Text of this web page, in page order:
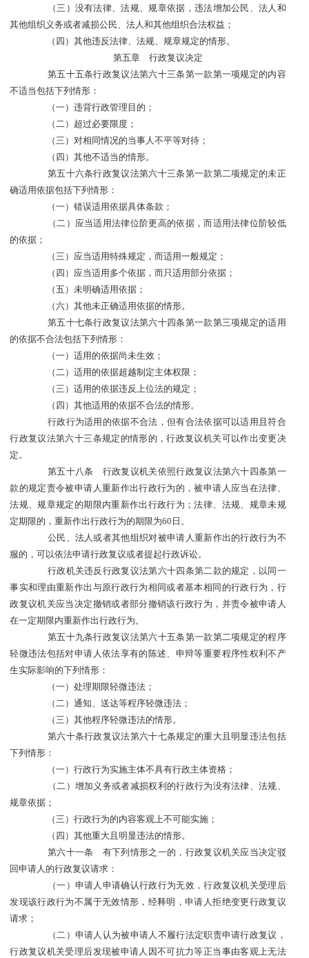
（三）没有法律、法规、规章依据，违法增加公民、法人和
其他组织义务或者减损公民、法人和其他组织合法权益；
（四）其他违反法律、法规、规章规定的情形。
第五章 行政复议决定
第五十五条行政复议法第六十三条第一款第一项规定的内容
不适当包括下列情形：
（一）违背行政管理目的；
（二）超过必要限度；
（三）对相同情况的当事人不平等对待；
（四）其他不适当的情形。
第五十六条行政复议法第六十三条第一款第二项规定的未正
确适用依据包括下列情形：
（一）错误适用依据具体条款；
（二）应当适用法律位阶更高的依据，而适用法律位阶较低
的依据；
（三）应当适用特殊规定，而适用一般规定；
（四）应当适用多个依据，而只适用部分依据；
（五）未明确适用依据；
（六）其他未正确适用依据的情形。
第五十七条行政复议法第六十四条第一款第三项规定的适用
的依据不合法包括下列情形：
（一）适用的依据尚未生效；
（二）适用的依据超越制定主体权限；
（三）适用的依据违反上位法的规定；
（四）其他适用的依据不合法的情形。
行政行为适用的依据不合法，但有合法依据可以适用且符合
行政复议法第六十三条规定的情形的，行政复议机关可以作出变更决
定。
第五十八条 行政复议机关依照行政复议法第六十四条第一
款的规定责令被申请人重新作出行政行为的，被申请人应当在法律、
法规、规章规定的期限内重新作出行政行为；法律、法规、规章未规
定期限的，重新作出行政行为的期限为60日。
公民、法人或者其他组织对被申请人重新作出的行政行为不
服的，可以依法申请行政复议或者提起行政诉讼。
行政机关违反行政复议法第六十四条第二款的规定，以同一
事实和理由重新作出与原行政行为相同或者基本相同的行政行为，行
政复议机关应当决定撤销或者部分撤销该行政行为，并责令被申请人
在一定期限内重新作出行政行为。
第五十九条行政复议法第六十五条第一款第二项规定的程序
轻微违法包括对申请人依法享有的陈述、申辩等重要程序性权利不产
生实际影响的下列情形：
（一）处理期限轻微违法；
（二）通知、送达等程序轻微违法；
（三）其他程序轻微违法的情形。
第六十条行政复议法第六十七条规定的重大且明显违法包括
下列情形：
（一）行政行为实施主体不具有行政主体资格；
（二）增加义务或者减损权利的行政行为没有法律、法规、
规章依据；
（三）行政行为的内容客观上不可能实施；
（四）其他重大且明显违法的情形。
第六十一条 有下列情形之一的，行政复议机关应当决定驳
回申请人的行政复议请求：
（一）申请人申请确认行政行为无效，行政复议机关受理后
发现该行政行为不属于无效情形，经释明，申请人拒绝变更行政复议
请求；
（二）申请人认为被申请人不履行法定职责申请行政复议，
行政复议机关受理后发现被申请人因不可抗力等正当事由客观上无法